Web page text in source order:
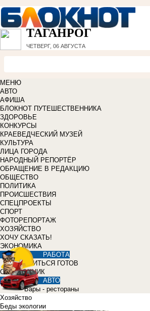
ТАГАНРОГ
ЧЕТВЕРГ, 06 АВГУСТА
МЕНЮ
АВТО
АФИША
БЛОКНОТ ПУТЕШЕСТВЕННИКА
ЗДОРОВЬЕ
КОНКУРСЫ
КРАЕВЕДЧЕСКИЙ МУЗЕЙ
КУЛЬТУРА
ЛИЦА ГОРОДА
НАРОДНЫЙ РЕПОРТЁР
ОБРАЩЕНИЕ В РЕДАКЦИЮ
ОБЩЕСТВО
ПОЛИТИКА
ПРОИСШЕСТВИЯ
СПЕЦПРОЕКТЫ
СПОРТ
ФОТОРЕПОРТАЖ
ХОЗЯЙСТВО
ХОЧУ СКАЗАТЬ!
ЭКОНОМИКА
РАБОТА
УЧИТЬСЯ ГОТОВ
СПРАВОЧНИК
АВТО
Бары - рестораны
Хозяйство
Беды экологии